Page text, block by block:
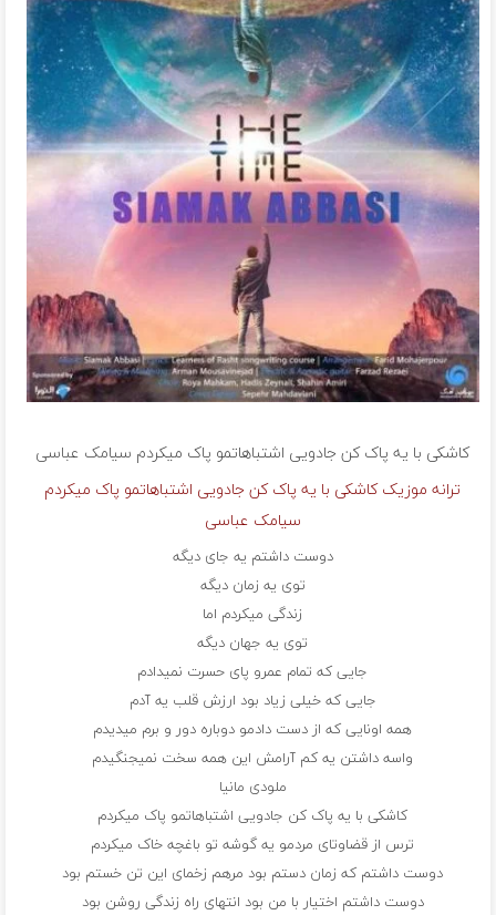
کاشکی با یه پاک کن جادویی اشتباهاتمو پاک میکردم سیامک عباسی
ترانه موزیک کاشکی با یه پاک کن جادویی اشتباهاتمو پاک میکردم
سیامک عباسی
دوست داشتم یه جای دیگه
توی یه زمان دیگه
زندگی میکردم اما
توی یه جهان دیگه
جایی که تمام عمرو پای حسرت نمیدادم
جایی که خیلی زیاد بود ارزش قلب یه آدم
همه اونایی که از دست دادمو دوباره دور و برم میدیدم
واسه داشتن یه کم آرامش این همه سخت نمیجنگیدم
ملودی مانیا
کاشکی با یه پاک کن جادویی اشتباهاتمو پاک میکردم
ترس از قضاوتای مردمو یه گوشه تو باغچه خاک میکردم
دوست داشتم که زمان دستم بود مرهم زخمای این تن‌ خستم بود
دوست داشتم اختیار با من بود انتهای راه زندگی روشن بود